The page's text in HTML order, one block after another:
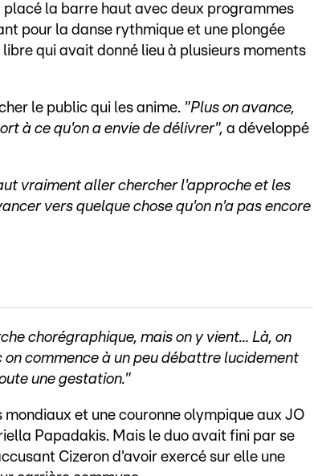
placé la barre haut avec deux programmes
pour la danse rythmique et une plongée
qui avait donné lieu à plusieurs moments
le public qui les anime. "Plus on avance,
à ce qu'on a envie de délivrer", a développé
vraiment aller chercher l'approche et les
vers quelque chose qu'on n'a pas encore
chorégraphique, mais on y vient... Là, on
commence à un peu débattre lucidement
une gestation."
et une couronne olympique aux JO
Papadakis. Mais le duo avait fini par se
Cizeron d'avoir exercé sur elle une